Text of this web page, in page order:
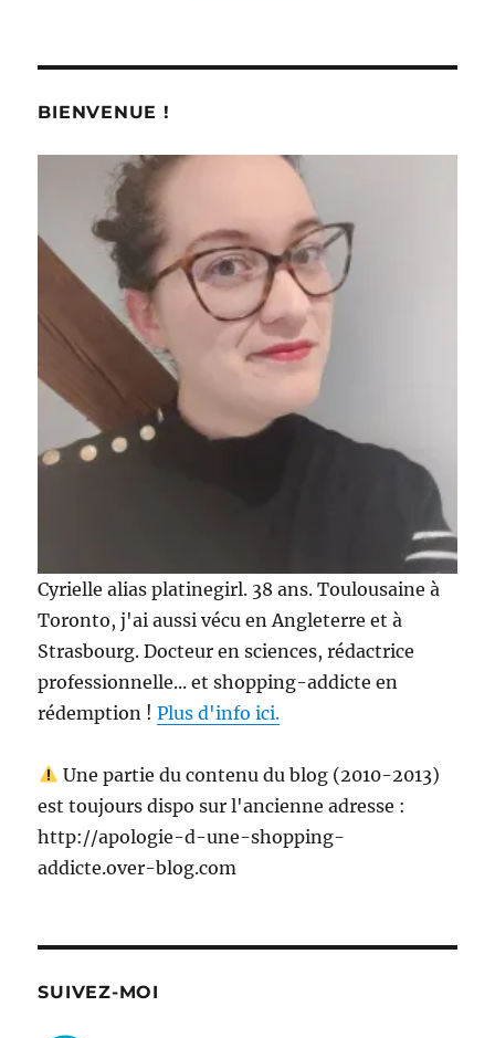
BIENVENUE !
Cyrielle alias platinegirl. 38 ans. Toulousaine à
Toronto, j'ai aussi vécu en Angleterre et à
Strasbourg. Docteur en sciences, rédactrice
professionnelle... et shopping-addicte en
rédemption !Plus d'info ici.
Une partie du contenu du blog (2010-2013)
est toujours dispo sur l'ancienne adresse :
http://apologie-d-une-shopping-
addicte.over-blog.com
SUIVEZ-MOI